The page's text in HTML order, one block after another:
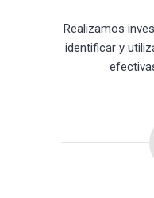
Realizamos
identificar y